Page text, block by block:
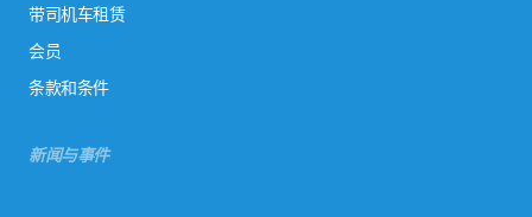
带司机车租赁
会员
条款和条件
新闻与事件